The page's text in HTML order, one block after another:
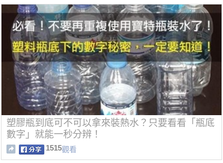
塑膠瓶到底可不可以拿來裝熱水？只要看看「瓶底
數字」就能一秒分辨！
1515觀看